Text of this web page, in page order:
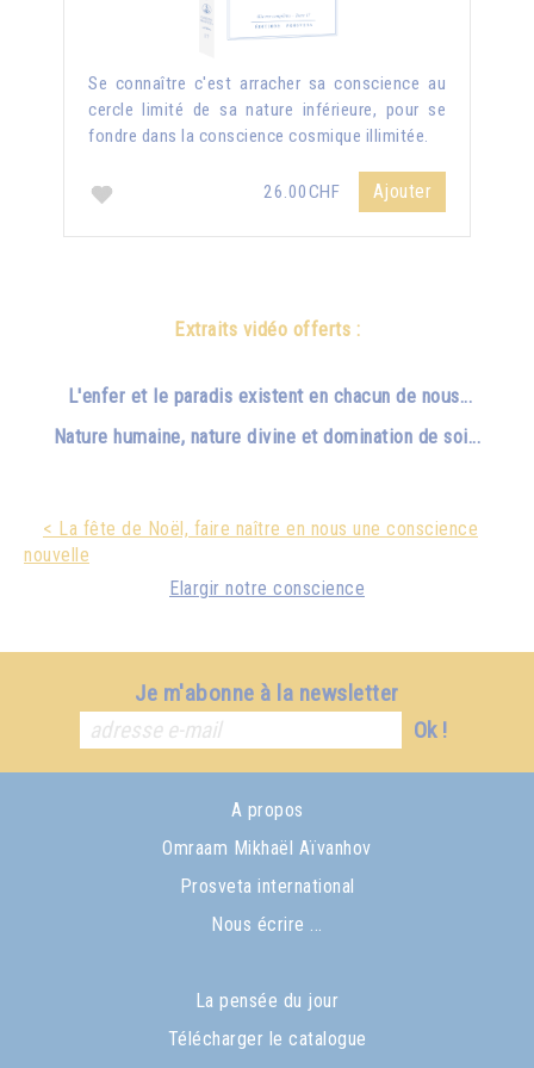
Se connaître c'est arracher sa conscience au
cercle limité de sa nature inférieure, pour se
fondre dans la conscience cosmique illimitée.
26.00CHF Ajouter
Extraits vidéo offerts :
L'enfer et le paradis existent en chacun de nous...
Nature humaine, nature divine et domination de soi...
< La fête de Noël, faire naître en nous une conscience
nouvelle
Elargir notre conscience
Je m'abonne à la newsletter
Ok !
A propos
Omraam Mikhaël Aïvanhov
Prosveta international
Nous écrire ...
La pensée du jour
Télécharger le catalogue